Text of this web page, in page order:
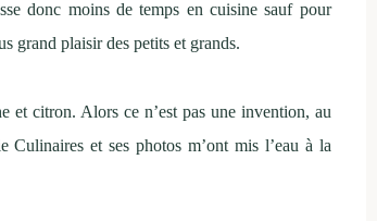
donc moins de temps en cuisine sauf pour
grand plaisir des petits et grands.
et citron. Alors ce n’est pas une invention, au
et ses photos m’ont mis l’eau à la